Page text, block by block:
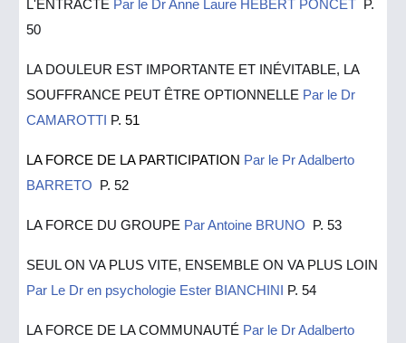
L'ENTRACTE Par le Dr Anne Laure HEBERT PONCET P.
50
LA DOULEUR EST IMPORTANTE ET INÉVITABLE, LA
SOUFFRANCE PEUT ÊTRE OPTIONNELLE Par le Dr
CAMAROTTI
P.51
LA FORCE DE LA PARTICIPATION Par le Pr Adalberto
BARRETO
P.52
LA FORCE DU GROUPE Par Antoine BRUNO P.53
SEUL ON VA PLUS VITE, ENSEMBLE ON VA PLUS LOIN
Par Le Dr en psychologie Ester BIANCHINI P. 54
LA FORCE DE LA COMMUNAUTÉ Par le Dr Adalberto